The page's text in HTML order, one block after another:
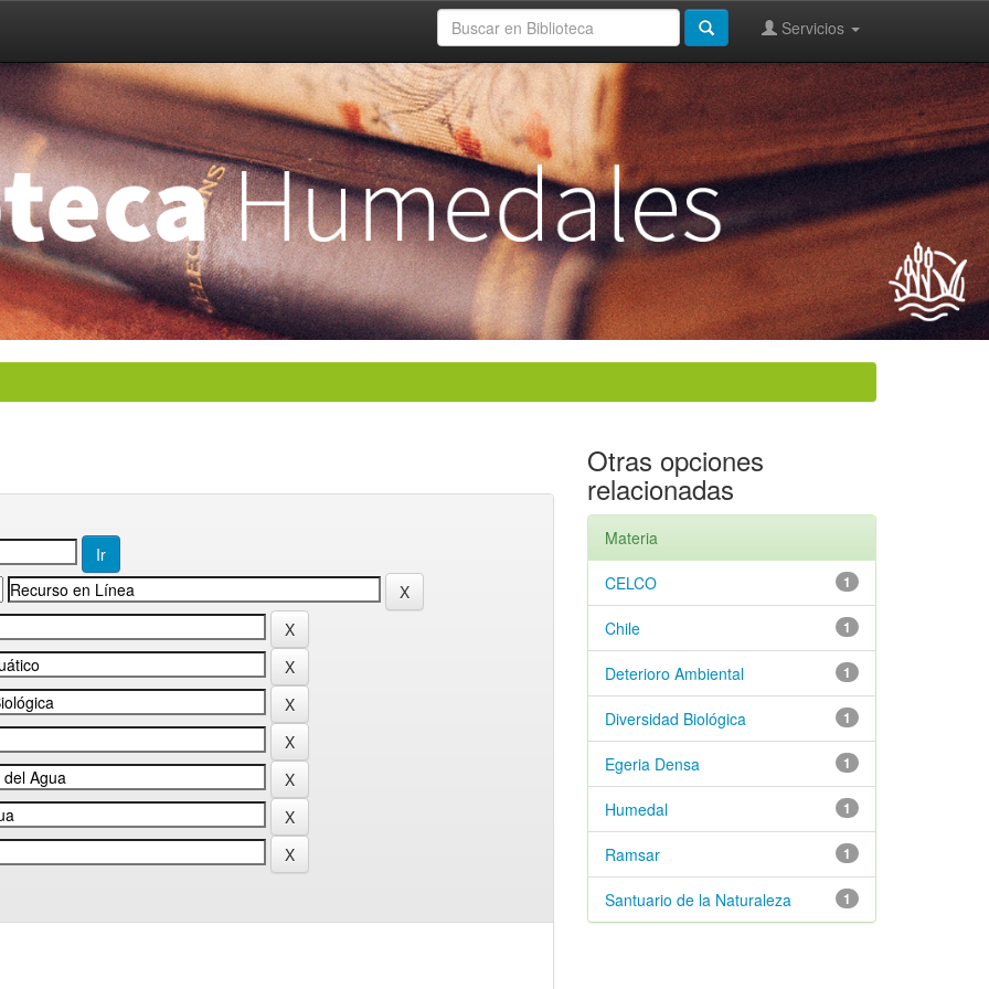
Servicios
Otras opciones
relacionadas
Materia
1
CELCO
1
Chile
1
Deterioro Ambiental
1
Diversidad Biológica
1
Egeria Densa
1
Humedal
1
Ramsar
1
Santuario de la Naturaleza